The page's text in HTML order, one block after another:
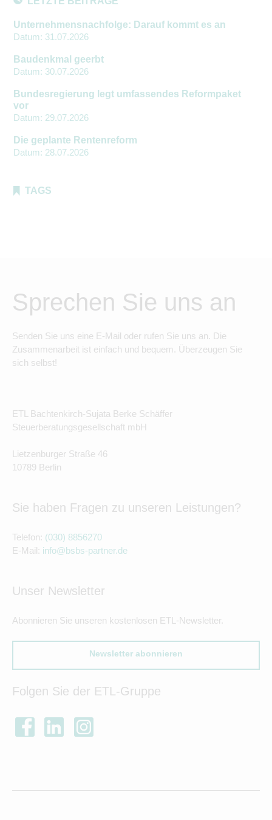
Unternehmensnachfolge: Darauf kommt es an
Datum: 31.07.2026
Baudenkmal geerbt
Datum: 30.07.2026
Bundesregierung legt umfassendes Reformpaket
vor
Datum: 29.07.2026
Die geplante Rentenreform
Datum: 28.07.2026
TAGS
Sprechen Sie uns an
Senden Sie uns eine E-Mail oder rufen Sie uns an. Die
Zusammenarbeit ist einfach und bequem. Überzeugen Sie
sich selbst!
ETL Bachtenkirch-Sujata Berke Schäffer
Steuerberatungsgesellschaft mbH
Lietzenburger Straße 46
10789 Berlin
Sie haben Fragen zu unseren Leistungen?
Telefon: (030) 8856270
E-Mail: info@bsbs-partner.de
Unser Newsletter
Abonnieren Sie unseren kostenlosen ETL-Newsletter.
Newsletter abonnieren
Folgen Sie der ETL-Gruppe